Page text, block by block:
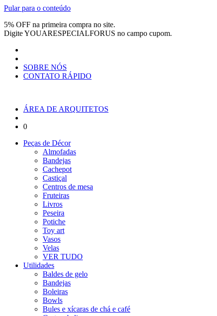
Pular para o conteúdo
5% OFF na primeira compra no site.
DigiteYOUARESPECIALFORUS no campo cupom.
SOBRE NÓS
CONTATO RÁPIDO
ÁREA DE ARQUITETOS
0
Peças de Décor
Almofadas
Bandejas
Cachepot
Castiçal
Centros de mesa
Fruteiras
Livros
Peseira
Potiche
Toy art
Vasos
Velas
VER TUDO
Utilidades
Baldes de gelo
Bandejas
Boleiras
Bowls
Bules e xícaras de chá e café